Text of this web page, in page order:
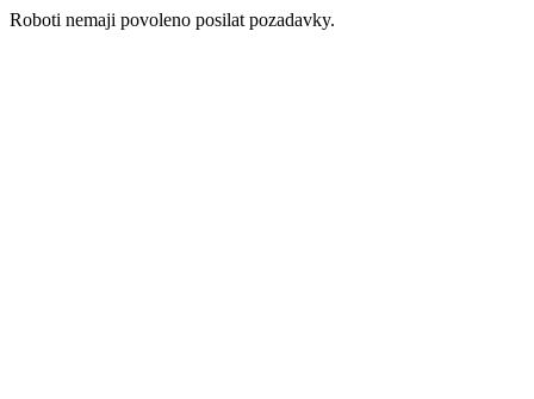
Roboti nemaji povoleno posilat pozadavky.